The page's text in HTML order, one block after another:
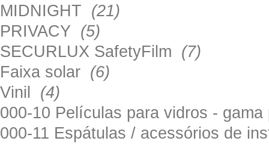
MIDNIGHT (21)
PRIVACY (5)
SECURLUX SafetyFilm (7)
Faixa solar (6)
Vinil (4)
000-10 Películas para vidros -
000-11 Espátulas / acessórios de